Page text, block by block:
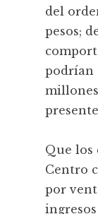
del
pesos;
podrían
Que los
Centro
por